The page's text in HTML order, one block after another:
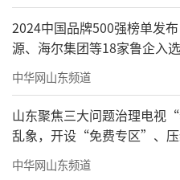
织一次5分钟的眼保健
外，由“多维视觉操
操。
同时，严禁学校
的行为。学校在加强
要督促任课教师按时
2024中国品牌500强榜单发
源、海尔集团等18家鲁企入选
中华网山东频道
山东聚焦三大问题治理电视
乱象，开设“免费专区”、
例70%以上
中华网山东频道